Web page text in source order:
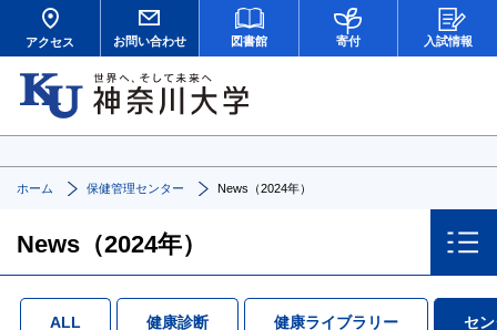
アクセス お問い合わせ 図書館 寄付 入試情報
ホーム 保健管理センター News（2024年）
News（2024年）
ALL 健康診断 健康ライブラリー セ